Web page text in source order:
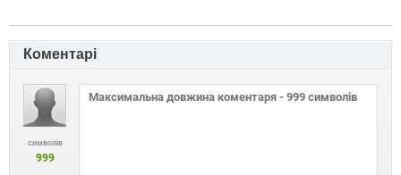
Коментарі
символів
999